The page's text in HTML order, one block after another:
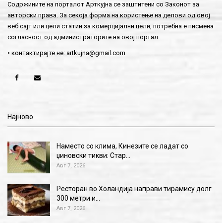
Содржините на порталот Арткујна се заштитени со Законот за
авторски права. За секоја форма на користење на делови од овој
веб сајт или цели статии за комерцијални цели, потребна е писмена
согласност од администраторите на овој портал.
• контактирајте не: artkujna@gmail.com
Најново
Наместо со клима, Кинезите се ладат со
џиновски тикви: Стар…
Авг 7, 2026
Ресторан во Холандија направи тирамису долг
300 метри и…
Авг 7, 2026